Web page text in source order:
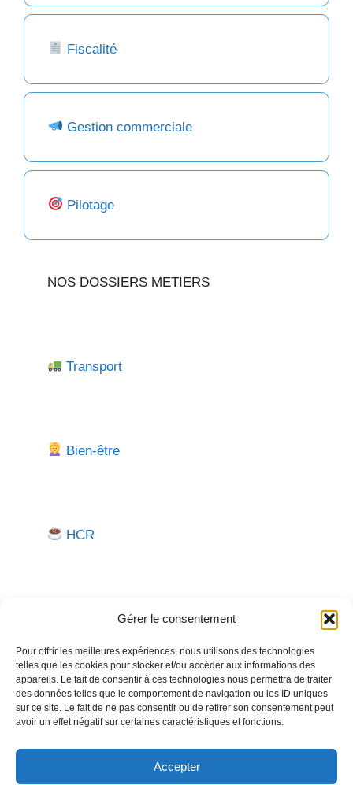
Gérer le consentement
Pour offrir les meilleures expériences, nous utilisons des technologies
telles que les cookies pour stocker et/ou accéder aux informations des
appareils. Le fait de consentir à ces technologies nous permettra de traiter
des données telles que le comportement de navigation ou les ID uniques
sur ce site. Le fait de ne pas consentir ou de retirer son consentement peut
avoir un effet négatif sur certaines caractéristiques et fonctions.
Accepter
Fiscalité
Gestion commerciale
Pilotage
NOS DOSSIERS METIERS
Transport
Bien-être
HCR
Besoin d'aide pour créer ou gérer votre entreprise ?
Un expert vous répond.
Nous contacter →